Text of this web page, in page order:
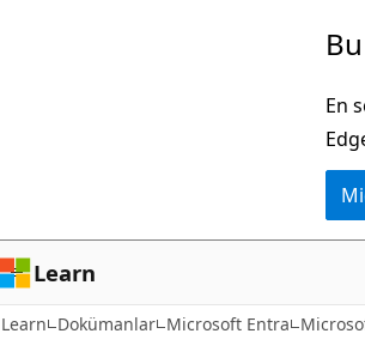
En
Learn
Learn Dokümanlar Microsoft Entra